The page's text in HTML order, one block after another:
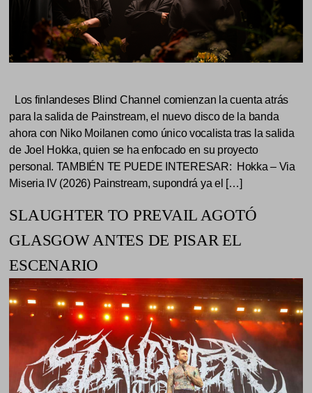
Los finlandeses Blind Channel comienzan la cuenta atrás
para la salida de Painstream, el nuevo disco de la banda
ahora con Niko Moilanen como único vocalista tras la salida
de Joel Hokka, quien se ha enfocado en su proyecto
personal. TAMBIÉN TE PUEDE INTERESAR: Hokka – Via
Miseria IV (2026) Painstream, supondrá ya el […]
SLAUGHTER TO PREVAIL AGOTÓ
GLASGOW ANTES DE PISAR EL
ESCENARIO